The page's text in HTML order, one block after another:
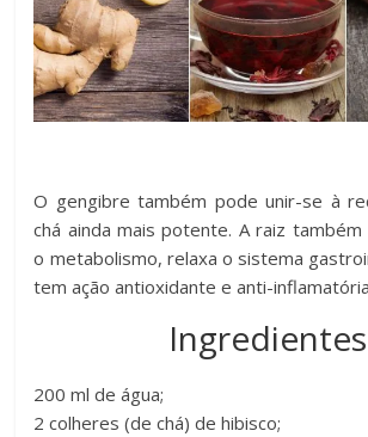
O gengibre também pode unir-se à
chá ainda mais potente. A raiz também
o metabolismo, relaxa o sistema
tem ação antioxidante e anti-
Ingredientes
200 ml de água;
2 colheres (de chá) de hibisco;